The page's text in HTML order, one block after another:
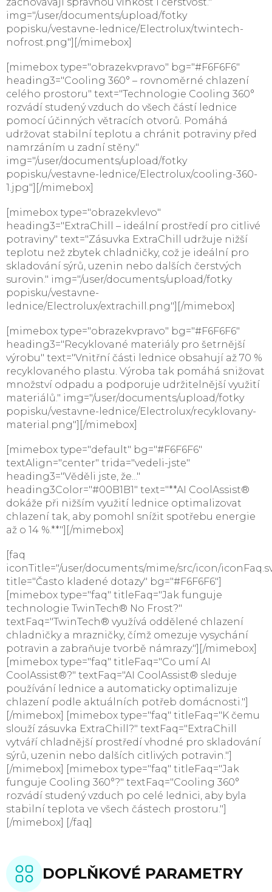
img="/user/documents/upload/fotky
popisku/vestavne-lednice/Electrolux/twintech-
nofrost.png"][/mimebox]
[mimebox type="obrazekvpravo" bg="#F6F6F6"
heading3="Cooling 360° – rovnoměrné chlazení
celého prostoru" text="Technologie Cooling 360°
rozvádí studený vzduch do všech částí lednice
pomocí účinných větracích otvorů. Pomáhá
udržovat stabilní teplotu a chránit potraviny před
namrzáním u zadní stěny."
img="/user/documents/upload/fotky
popisku/vestavne-lednice/Electrolux/cooling-360-
1.jpg"][/mimebox]
[mimebox type="obrazekvlevo"
heading3="ExtraChill – ideální prostředí pro citlivé
potraviny" text="Zásuvka ExtraChill udržuje nižší
teplotu než zbytek chladničky, což je ideální pro
skladování sýrů, uzenin nebo dalších čerstvých
surovin." img="/user/documents/upload/fotky
popisku/vestavne-
lednice/Electrolux/extrachill.png"][/mimebox]
[mimebox type="obrazekvpravo" bg="#F6F6F6"
heading3="Recyklované materiály pro šetrnější
výrobu" text="Vnitřní části lednice obsahují až 70 %
recyklovaného plastu. Výroba tak pomáhá snižovat
množství odpadu a podporuje udržitelnější využití
materiálů." img="/user/documents/upload/fotky
popisku/vestavne-lednice/Electrolux/recyklovany-
material.png"][/mimebox]
[mimebox type="default" bg="#F6F6F6"
textAlign="center" trida="vedeli-jste"
heading3="Věděli jste, že..."
heading3Color="#00B1B1" text="**AI CoolAssist®
dokáže při nižším využití lednice optimalizovat
chlazení tak, aby pomohl snížit spotřebu energie
až o 14 %.**"][/mimebox]
[faq
iconTitle="/user/documents/mime/src/icon/
title="Často kladené dotazy" bg="#F6F6F6"]
[mimebox type="faq" titleFaq="Jak funguje
technologie TwinTech® No Frost?"
textFaq="TwinTech® využívá oddělené chlazení
chladničky a mrazničky, čímž omezuje vysychání
potravin a zabraňuje tvorbě námrazy."][/mimebox]
[mimebox type="faq" titleFaq="Co umí AI
CoolAssist®?" textFaq="AI CoolAssist® sleduje
používání lednice a automaticky optimalizuje
chlazení podle aktuálních potřeb domácnosti."]
[/mimebox] [mimebox type="faq" titleFaq="K čemu
slouží zásuvka ExtraChill?" textFaq="ExtraChill
vytváří chladnější prostředí vhodné pro skladování
sýrů, uzenin nebo dalších citlivých potravin."]
[/mimebox] [mimebox type="faq" titleFaq="Jak
funguje Cooling 360°?" textFaq="Cooling 360°
rozvádí studený vzduch po celé lednici, aby byla
stabilní teplota ve všech částech prostoru."]
[/mimebox] [/faq]
DOPLŇKOVÉ PARAMETRY